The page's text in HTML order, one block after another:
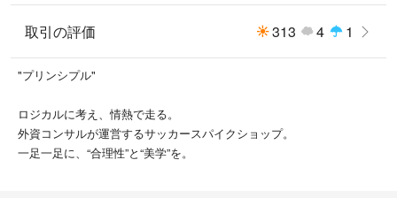
取引の評価 313 4 1
"プリンシプル"
ロジカルに考え、情熱で走る。
外資コンサルが運営するサッカースパイクショップ。
一足一足に、“合理性”と“美学”を。